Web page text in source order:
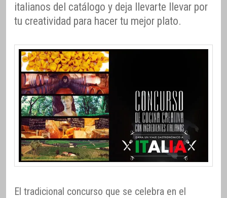
italianos del catálogo y deja llevarte llevar por
tu creatividad para hacer tu mejor plato.
El tradicional concurso que se celebra en el